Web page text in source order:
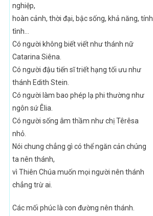
nghiệp,
hoàn cảnh, thời đại, bậc sống, khả năng, tính
tình…
Có người không biết viết như thánh nữ
Catarina Siêna.
Có người đậu tiến sĩ triết hạng tối ưu như
thánh Edith Stein.
Có người làm bao phép lạ phi thường như
ngôn sứ Êlia.
Có người sống âm thầm như chị Têrêsa
nhỏ.
Nói chung chẳng gì có thể ngăn cản chúng
ta nên thánh,
vì Thiên Chúa muốn mọi người nên thánh
chẳng trừ ai.
Các mối phúc là con đường nên thánh.